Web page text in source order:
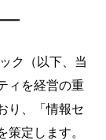
ク（以下、当
ィを経営の重
り、「情報セ
策定します。